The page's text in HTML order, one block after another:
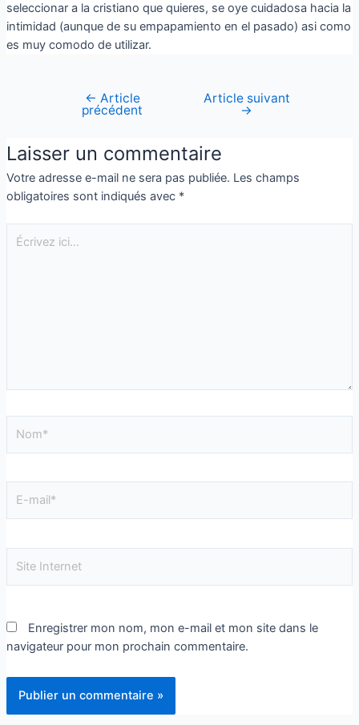
seleccionar a la cristiano que quieres, se oye cuidadosa hacia la
intimidad (aunque de su empapamiento en el pasado) asi­ como
es muy comodo de utilizar.
← Article
précédent
Article suivant
→
Laisser un commentaire
Votre adresse e-mail ne sera pas publiée. Les champs
obligatoires sont indiqués avec *
Enregistrer mon nom, mon e-mail et mon site dans le
navigateur pour mon prochain commentaire.